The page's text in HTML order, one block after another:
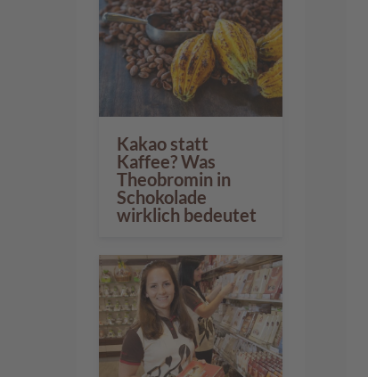
Kakao statt
Kaffee? Was
Theobromin in
Schokolade
wirklich bedeutet